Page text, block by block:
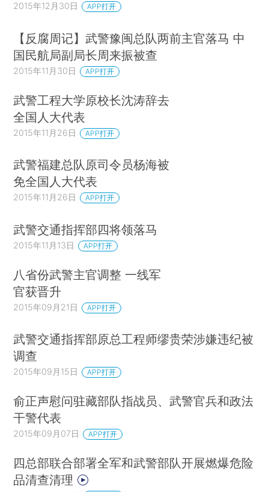
2015年12月30日 APP打开
【反腐周记】武警豫闽总队两前主官落马 中
国民航局副局长周来振被查
2015年11月30日 APP打开
武警工程大学原校长沈涛辞去
全国人大代表
2015年11月26日 APP打开
武警福建总队原司令员杨海被
免全国人大代表
2015年11月26日 APP打开
武警交通指挥部四将领落马
2015年11月13日 APP打开
八省份武警主官调整 一线军
官获晋升
2015年09月21日 APP打开
武警交通指挥部原总工程师缪贵荣涉嫌违纪被
调查
2015年09月15日 APP打开
俞正声慰问驻藏部队指战员、武警官兵和政法
干警代表
2015年09月07日 APP打开
四总部联合部署全军和武警部队开展燃爆危险
品清查清理